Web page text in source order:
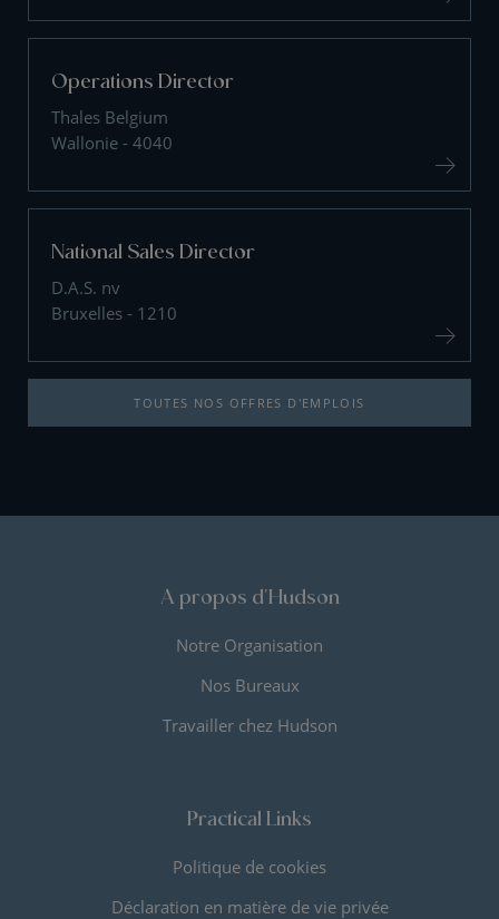
Operations Director
Thales Belgium
Wallonie - 4040
National Sales Director
D.A.S. nv
Bruxelles - 1210
TOUTES NOS OFFRES D'EMPLOIS
A propos d'Hudson
Notre Organisation
Nos Bureaux
Travailler chez Hudson
Practical Links
Politique de cookies
Déclaration en matière de vie privée